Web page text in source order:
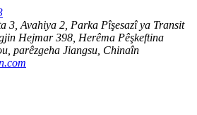
3, Avahiya 2, Parka Pîşesazî ya Transit
Hejmar 398, Herêma Pêşkeftina
parêzgeha Jiangsu, Chinaîn